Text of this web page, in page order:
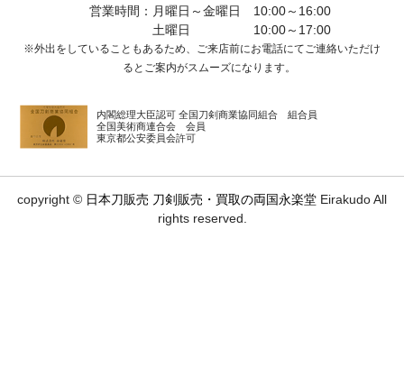
営業時間：月曜日～金曜日 10:00～16:00
土曜日 10:00～17:00
※外出をしていることもあるため、ご来店前にお電話にてご連絡いただけ
ると ご案内がスムーズになります。
内閣総理大臣認可 全国刀剣商業協同組合 組合員
全国美術商連合会 会員
東京都公安委員会許可
copyright © 日本刀販売 刀剣販売・買取の両国永楽堂 Eirakudo All
rights reserved.